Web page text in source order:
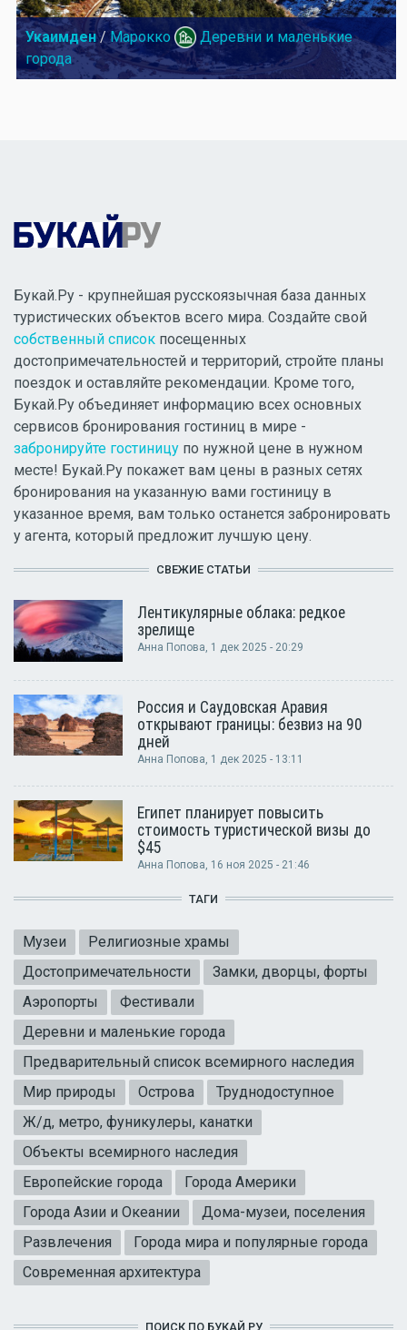
Укаимден/ Марокко
Деревни и маленькие
города
Букай.Ру - крупнейшая русскоязычная база данных
туристических объектов всего мира. Создайте свой
собственный список посещенных
достопримечательностей и территорий, стройте планы
поездок и оставляйте рекомендации. Кроме того,
Букай.Ру объединяет информацию всех основных
сервисов бронирования гостиниц в мире -
забронируйте гостиницу по нужной цене в нужном
месте! Букай.Ру покажет вам цены в разных сетях
бронирования на указанную вами гостиницу в
указанное время, вам только останется забронировать
у агента, который предложит лучшую цену.
СВЕЖИЕ СТАТЬИ
Лентикулярные облака: редкое
зрелище
Анна Попова, 1 дек 2025 - 20:29
Россия и Саудовская Аравия
открывают границы: безвиз на 90
дней
Анна Попова, 1 дек 2025 - 13:11
Египет планирует повысить
стоимость туристической визы до
$45
Анна Попова, 16 ноя 2025 - 21:46
ТАГИ
Музеи
Религиозные храмы
Достопримечательности
Замки, дворцы, форты
Аэропорты
Фестивали
Деревни и маленькие города
Предварительный список всемирного наследия
Мир природы
Острова
Труднодоступное
Ж/д, метро, фуникулеры, канатки
Объекты всемирного наследия
Европейские города
Города Америки
Города Азии и Океании
Дома-музеи, поселения
Развлечения
Города мира и популярные города
Современная архитектура
ПОИСК ПО БУКАЙ.РУ